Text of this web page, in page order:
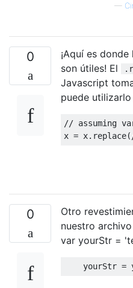
—
0
¡Aquí es
son útiles! El
Javascript
puede
// assuming
x = x. replace(
0
Otro
nuestro
var yourStr =
    yourStr
=